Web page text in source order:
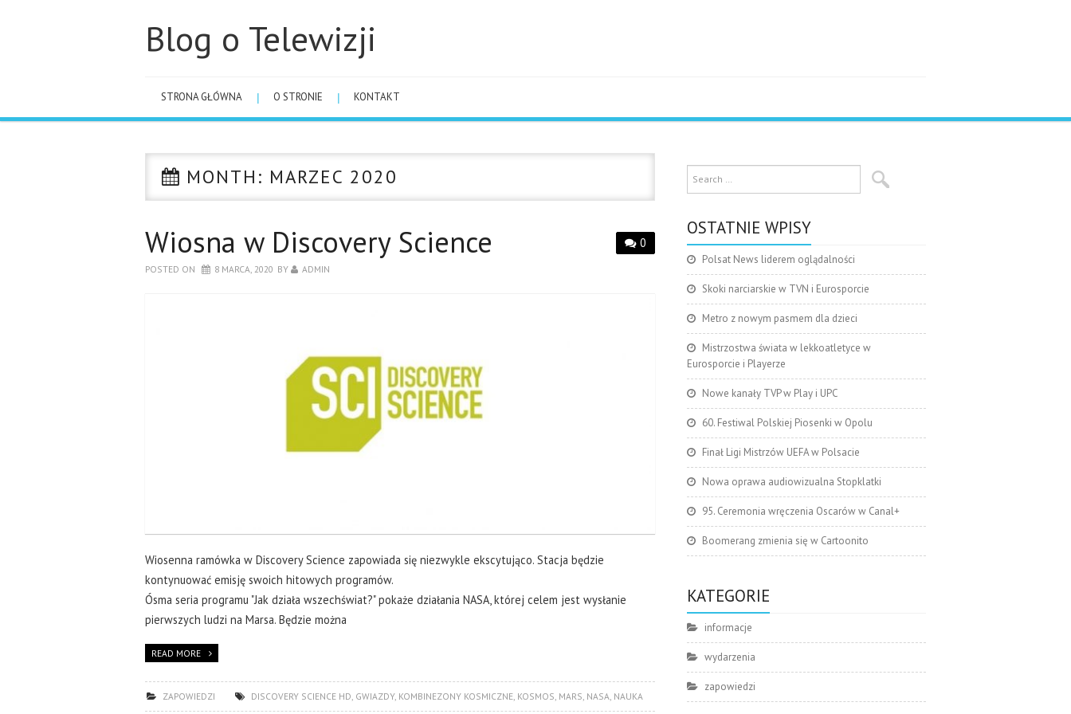
Blog o Telewizji
STRONA GŁÓWNA O STRONIE KONTAKT
MONTH: MARZEC 2020
0
Wiosna w Discovery Science
POSTED ON 8 MARCA, 2020 BY ADMIN
Wiosenna ramówka w Discovery Science zapowiada się niezwykle ekscytująco. Stacja będzie
kontynuować emisję swoich hitowych programów.
Ósma seria programu "Jak działa wszechświat?" pokaże działania NASA, której celem jest wysłanie
pierwszych ludzi na Marsa. Będzie można
READ MORE
ZAPOWIEDZI DISCOVERY SCIENCE HD GWIAZDY, KOMBINEZONY KOSMICZNE, KOSMOS MARS NASA NAUKA
OSTATNIE WPISY
Polsat News liderem oglądalności
Skoki narciarskie w TVN i Eurosporcie
Metro z nowym pasmem dla dzieci
Mistrzostwa świata w lekkoatletyce w
Eurosporcie i Playerze
Nowe kanały TVP w Play i UPC
60. Festiwal Polskiej Piosenki w Opolu
Finał Ligi Mistrzów UEFA w Polsacie
Nowa oprawa audiowizualna Stopklatki
95. Ceremonia wręczenia Oscarów w Canal+
Boomerang zmienia się w Cartoonito
KATEGORIE
informacje
wydarzenia
zapowiedzi